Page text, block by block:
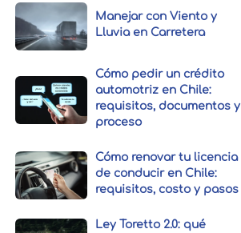
Manejar con Viento y
Lluvia en Carretera
Cómo pedir un crédito
automotriz en Chile:
requisitos, documentos y
proceso
Cómo renovar tu licencia
de conducir en Chile:
requisitos, costo y pasos
Ley Toretto 2.0: qué